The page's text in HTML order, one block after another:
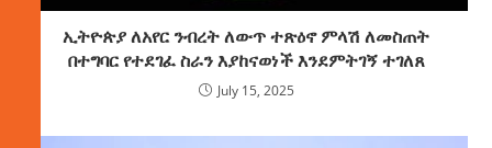
ኢትዮጵያ ለአየር ንብረት ለውጥ ተጽዕኖ ምላሽ ለመስጠት
በተግባር የተደገፈ ስራን እያከናወነች እንደምትገኝ ተገለጸ
July 15, 2025